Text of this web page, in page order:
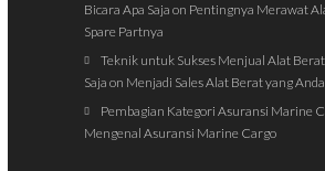
Bicara Apa Saja on Pentingnya Merawat
Spare Partnya
Teknik untuk Sukses Menjual Alat
Saja on Menjadi Sales Alat Berat yang
Pembagian Kategori Asuransi Marine
Mengenal Asuransi Marine Cargo